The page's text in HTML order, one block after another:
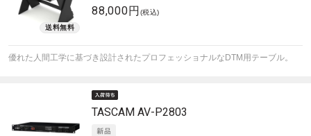
88,000円 (税込)
優れた人間工学に基づき設計されたプロフェッショナルなDTM用テーブル。
TASCAM AV-P2803